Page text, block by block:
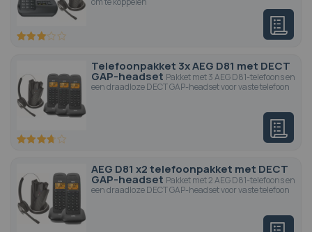
60 100
Telefoonpakket 3x AEG D81 met DECT
GAP-headset Pakket met 3 AEG D81-telefoons en
een draadloze DECT GAP-headset voor vaste telefoon
73.4 100
AEG D81 x2 telefoonpakket met DECT
GAP-headset Pakket met 2 AEG D81-telefoons en
een draadloze DECT GAP-headset voor vaste telefoon